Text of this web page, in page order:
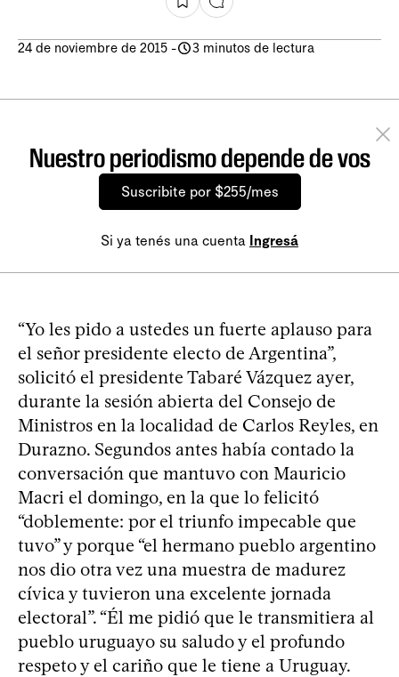
24 de noviembre de 2015 - 3 minutos de lectura
Nuestro periodismo depende de vos
Suscribite por $255/mes
Si ya tenés una cuenta Ingresá
“Yo les pido a ustedes un fuerte aplauso para
el señor presidente electo de Argentina”,
solicitó el presidente Tabaré Vázquez ayer,
durante la sesión abierta del Consejo de
Ministros en la localidad de Carlos Reyles, en
Durazno. Segundos antes había contado la
conversación que mantuvo con Mauricio
Macri el domingo, en la que lo felicitó
“doblemente: por el triunfo impecable que
tuvo” y porque “el hermano pueblo argentino
nos dio otra vez una muestra de madurez
cívica y tuvieron una excelente jornada
electoral”. “Él me pidió que le transmitiera al
pueblo uruguayo su saludo y el profundo
respeto y el cariño que le tiene a Uruguay.